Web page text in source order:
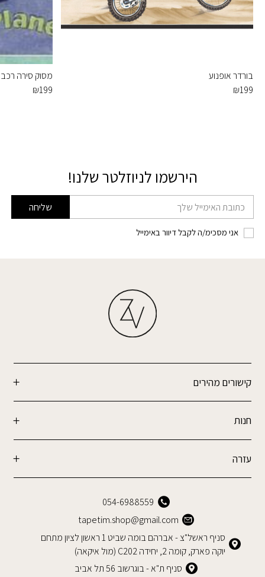
בורדר אופנוע
₪199
מסוק סירה
₪199
הירשמו לניוזלטר שלנו!
דוא׳׳ל שליחה
אני מסכימ/ה לקבל דיוור באימייל
קישורים מהירים
חנות
עזרה
054-6988559
tapetim.shop@gmail.com
סניף ראשל"צ - אברהם בומה שביט 1 ראשון לציון מתחם
יוקה פארק, קומה 2, יחידה C202 (מול איקאה)
סניף ת"א - בוגרשוב 56 תל אביב